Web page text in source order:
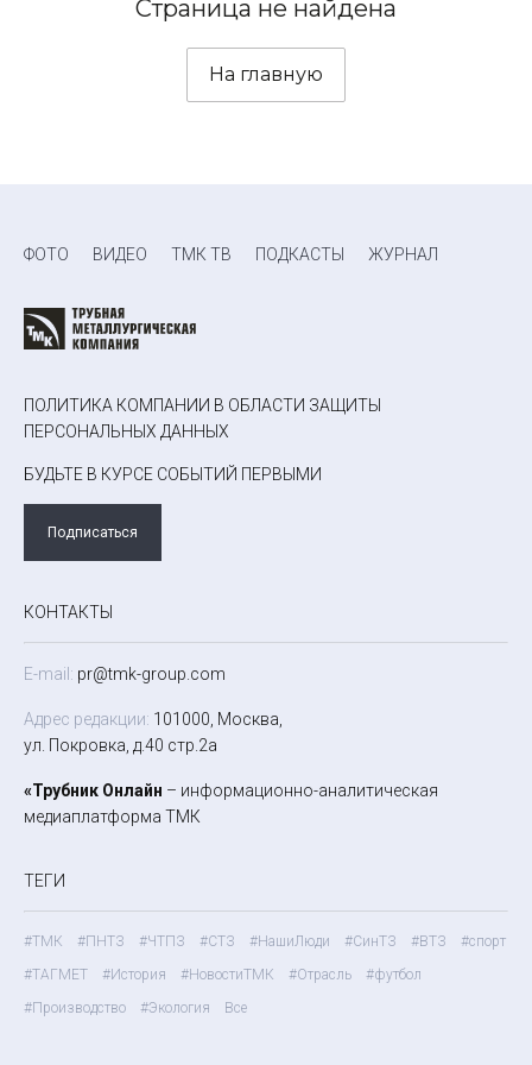
Страница не найдена
На главную
ФОТО ВИДЕО ТМК ТВ ПОДКАСТЫ ЖУРНАЛ
ПОЛИТИКА КОМПАНИИ В ОБЛАСТИ ЗАЩИТЫ
ПЕРСОНАЛЬНЫХ ДАННЫХ
БУДЬТЕ В КУРСЕ СОБЫТИЙ ПЕРВЫМИ
Подписаться
КОНТАКТЫ
E-mail: pr@tmk-group.com
Адрес редакции: 101000, Москва,
ул. Покровка, д.40 стр.2а
«Трубник Онлайн – информационно-аналитическая
медиаплатформа ТМК
ТЕГИ
#ТМК #ПНТЗ #ЧТПЗ #СТЗ #НашиЛюди #СинТЗ #ВТЗ
#спорт
#ТАГМЕТ
#История #НовостиТМК #Отрасль
#футбол
#Производство
#Экология Все